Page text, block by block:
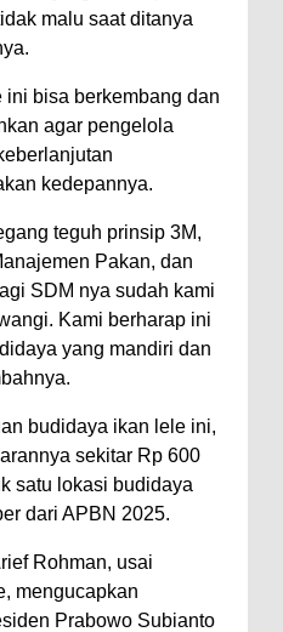
malu saat ditanya
bisa berkembang dan
agar pengelola
kedepannya.
teguh prinsip 3M,
Pakan, dan
SDM nya sudah kami
Kami berharap ini
yang mandiri dan
budidaya ikan lele ini,
sekitar Rp 600
satu lokasi budidaya
dari APBN 2025.
Rohman, usai
mengucapkan
Prabowo Subianto